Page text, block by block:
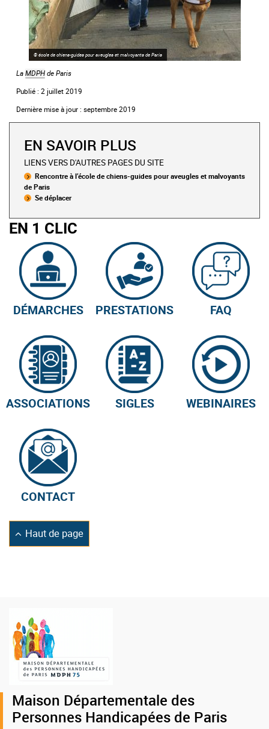
© école de chiens-guides pour aveugles et malvoyants de Paris
La MDPH de Paris
Publié : 2 juillet 2019
Dernière mise à jour : septembre 2019
EN SAVOIR PLUS
LIENS VERS D'AUTRES PAGES DU SITE
Rencontre à l’école de chiens-guides pour aveugles et malvoyants
de Paris
Se déplacer
EN 1 CLIC
DÉMARCHES PRESTATIONS FAQ
ASSOCIATIONS SIGLES WEBINAIRES
CONTACT
Retourner
en
Haut de page
Logo
de
la
MDPH
Maison Départementale des
Personnes Handicapées de Paris